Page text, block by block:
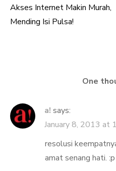
Post
Akses Internet Makin Murah,
Mending Isi Pulsa!
One
a! says:
January 8, 2013 at
resolusi
amat senang hati. :p